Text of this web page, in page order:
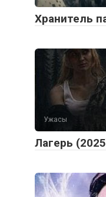
Хранитель
Ужасы
Лагерь